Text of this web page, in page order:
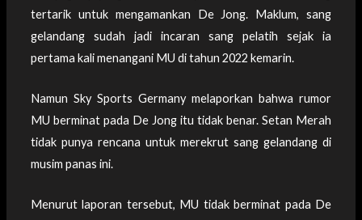
tertarik untuk mengamankan De Jong. Maklum, sang
gelandang sudah jadi incaran sang pelatih sejak ia
pertama kali menangani MU di tahun 2022 kemarin.
Namun Sky Sports Germany melaporkan bahwa rumor
MU berminat pada De Jong itu tidak benar. Setan Merah
tidak punya rencana untuk merekrut sang gelandang di
musim panas ini.
Menurut laporan tersebut, MU tidak berminat pada De